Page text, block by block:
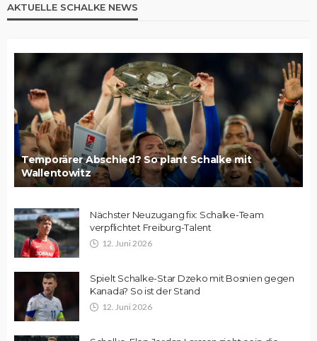
AKTUELLE SCHALKE NEWS
Temporärer Abschied? So plant Schalke mit
Wallentowitz
Nächster Neuzugang fix: Schalke-Team
verpflichtet Freiburg-Talent
12. Juni 2026
Spielt Schalke-Star Dzeko mit Bosnien gegen
Kanada? So ist der Stand
12. Juni 2026